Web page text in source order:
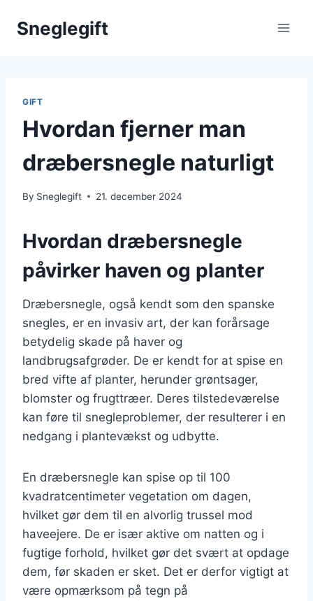
Sneglegift
GIFT
Hvordan fjerner man
dræbersnegle naturligt
By Sneglegift 21. december 2024
Hvordan dræbersnegle
påvirker haven og planter
Dræbersnegle, også kendt som den spanske
snegles, er en invasiv art, der kan forårsage
betydelig skade på haver og
landbrugsafgrøder. De er kendt for at spise en
bred vifte af planter, herunder grøntsager,
blomster og frugttræer. Deres tilstedeværelse
kan føre til snegleproblemer, der resulterer i en
nedgang i plantevækst og udbytte.
En dræbersnegle kan spise op til 100
kvadratcentimeter vegetation om dagen,
hvilket gør dem til en alvorlig trussel mod
haveejere. De er især aktive om natten og i
fugtige forhold, hvilket gør det svært at opdage
dem, før skaden er sket. Det er derfor vigtigt at
være opmærksom på tegn på